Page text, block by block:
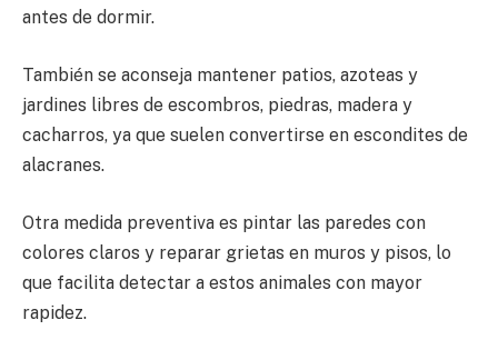
antes de dormir.
También se aconseja mantener patios, azoteas y
jardines libres de escombros, piedras, madera y
cacharros, ya que suelen convertirse en escondites de
alacranes.
Otra medida preventiva es pintar las paredes con
colores claros y reparar grietas en muros y pisos, lo
que facilita detectar a estos animales con mayor
rapidez.